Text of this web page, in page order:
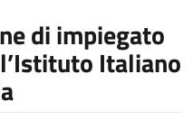
di impiegato
Italiano